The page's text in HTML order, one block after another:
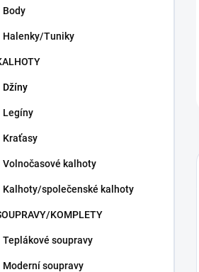
Body
Halenky/Tuniky
Džíny
Legíny
Kraťasy
Volnočasové kalhoty
Kalhoty/společenské kalhoty
KOMPLETY
Teplákové soupravy
Moderní soupravy